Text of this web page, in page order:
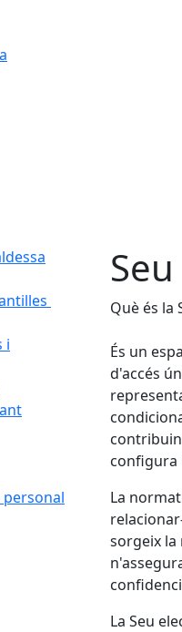
i
personal
Què és la
És un
d'accés
configura
La
sorgeix la
La Seu